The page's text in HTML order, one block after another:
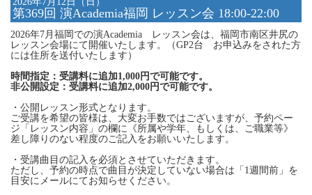
第369回 演Academia福岡 レッスン会 18:00-22:00
2026年7月福岡での演Academia レッスン会は、福岡市南区井尻の
レッスン会場にて開催いたします。（GP2台 お申込みをされた方
には住所を送付いたします）
時間指定：受講料に追加1,000円で可能です。
非公開設定：受講料に追加2,000円で可能です。
・公開レッスン形式となります。
ご受講を希望の皆様は、大変お手数ではございますが、予約ペー
ジ「レッスン内容」の欄に《所属や学年、もしくは、ご職業等》
差し障りのない程度のご記入をお願いいたします。
・受講曲目の記入を必須とさせていただきます。
ただし、予約の時点で曲目が決定していない場合は「1週間前」を
目安にメールにてお知らせください。